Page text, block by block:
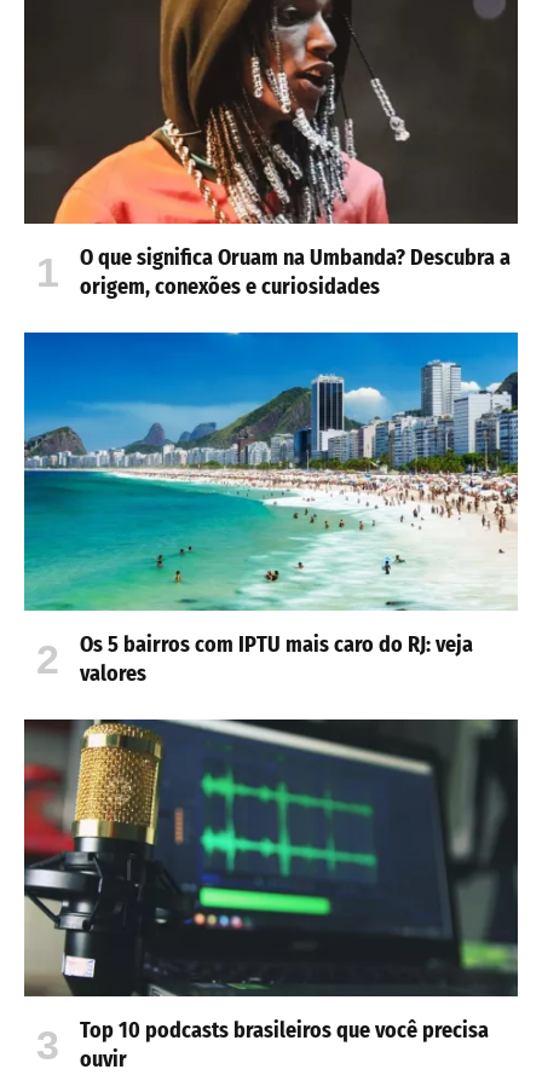
O que significa Oruam na Umbanda? Descubra a
origem, conexões e curiosidades
Os 5 bairros com IPTU mais caro do RJ: veja
valores
Top 10 podcasts brasileiros que você precisa
ouvir